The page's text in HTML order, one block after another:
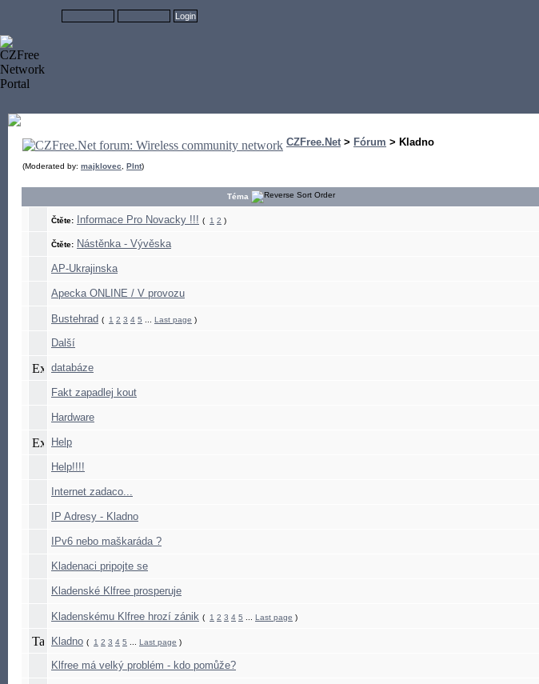
CZFree.Net > Fórum > Kladno
(Moderated by: majklovec Plnt)
Téma
Čtěte: Informace Pro Novacky !!! ( 1 2 )
Čtěte: Nástěnka - Vývěska
AP-Ukrajinska
Apecka ONLINE / V provozu
Bustehrad ( 1 2 3 4 5 Last page )
Další
databáze
Fakt zapadlej kout
Hardware
Help
Help!!!!
Internet zadaco...
IP Adresy - Kladno
IPv6 nebo maškaráda ?
Kladenaci pripojte se
Kladenské Klfree prosperuje
Kladenskému Klfree hrozí zánik ( 1 2 3 4 5 Last page )
Kladno ( 1 2 3 4 5 Last page )
Klfree má velký problém - kdo pomůže?